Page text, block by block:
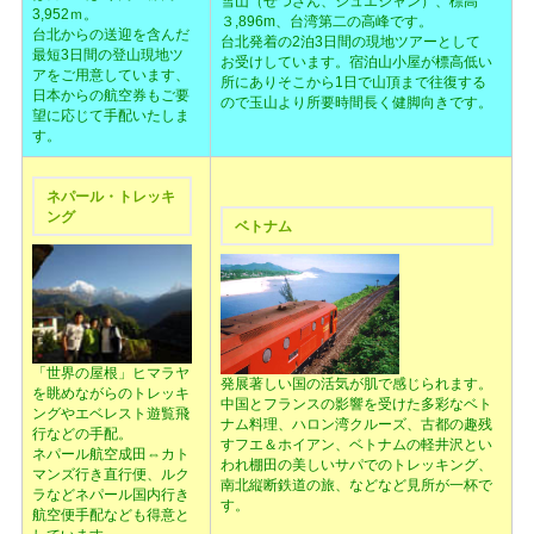
3,952ｍ。
台北からの送迎を含んだ
最短3日間の登山現地ツ
アをご用意しています、
日本からの航空券もご要
望に応じて手配いたしま
す。
３,896m、台湾第二の高峰です。
台北発着の2泊3日間の現地ツアーとして
お受けしています。宿泊山小屋が標高低い
所にありそこから1日で山頂まで往復する
ので玉山より所要時間長く健脚向きです。
ネパール・トレッキ
ング
「世界の屋根」ヒマラヤ
を眺めながらのトレッキ
ングやエベレスト遊覧飛
行などの手配。
ネパール航空成田⇔カト
マンズ行き直行便、ルク
ラなどネパール国内行き
航空便手配なども得意と
ベトナム
発展著しい国の活気が肌で感じられます。
中国とフランスの影響を受けた多彩なベト
ナム料理、ハロン湾クルーズ、古都の趣残
すフエ＆ホイアン、ベトナムの軽井沢とい
われ棚田の美しいサパでのトレッキング、
南北縦断鉄道の旅、などなど見所が一杯で
す。